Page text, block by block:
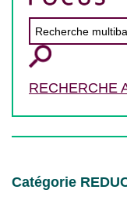
RECHERCHE
Catégorie